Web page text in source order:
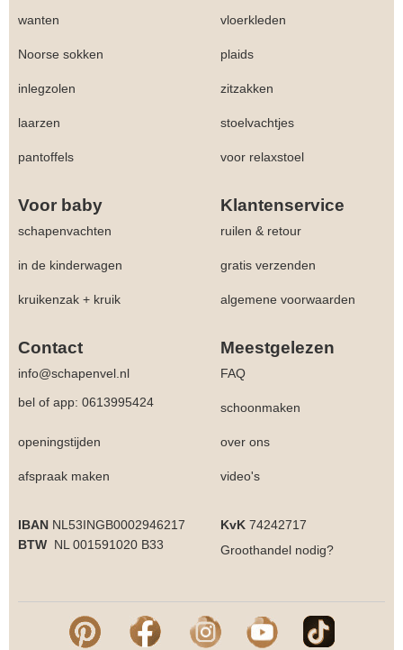
wanten vloerkleden
Noorse sokken plaids
inlegzolen zitzakken
laarzen stoelvachtjes
pantoffels voor relaxstoel
Voor baby Klantenservice
schapenvachten ruilen & retour
in de kinderwagen gratis verzenden
kruikenzak + kruik algemene voorwaarden
Contact Meestgelezen
info@schapenvel.nl
FAQ
bel of app: 0613995424
schoonmaken
openingstijden over ons
afspraak maken video's
IBAN NL53INGB0002946217 KvK 74242717
BTW NL 001591020 B33 Groothandel nodig?